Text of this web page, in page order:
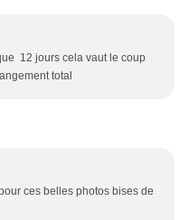
12 jours cela vaut le coup
total
ces belles photos bises de